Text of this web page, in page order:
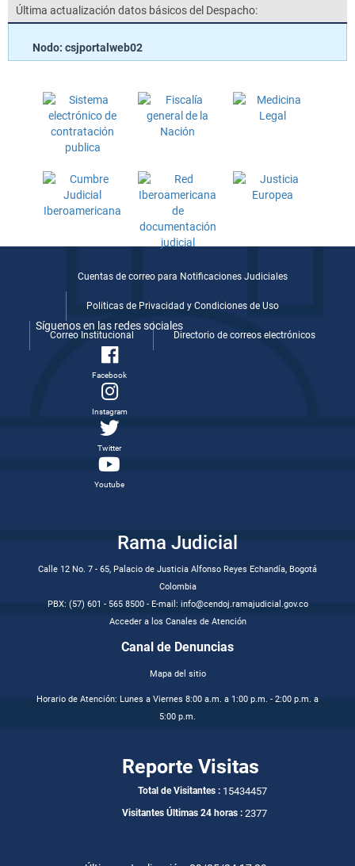
Última actualización datos básicos del Despacho:
Nodo: csjportalweb02
Cuentas de correo para Notificaciones Judiciales
Politicas de Privacidad y Condiciones de Uso
Correo Institucional Directorio de correos electrónicos
Síguenos en las redes sociales
Facebook
Instagram
Twitter
Youtube
Rama Judicial
Calle 12 No. 7 - 65, Palacio de Justicia Alfonso Reyes Echandía, Bogotá
Colombia
PBX: (57) 601 - 565 8500 - E-mail: info@cendoj.ramajudicial.gov.co
Acceder a los Canales de Atención
Canal de Denuncias
Mapa del sitio
Horario de Atención: Lunes a Viernes 8:00 a.m. a 1:00 p.m. - 2:00 p.m. a
5:00 p.m.
Reporte Visitas
Total de Visitantes : 15434457
Visitantes Últimas 24 horas : 2377